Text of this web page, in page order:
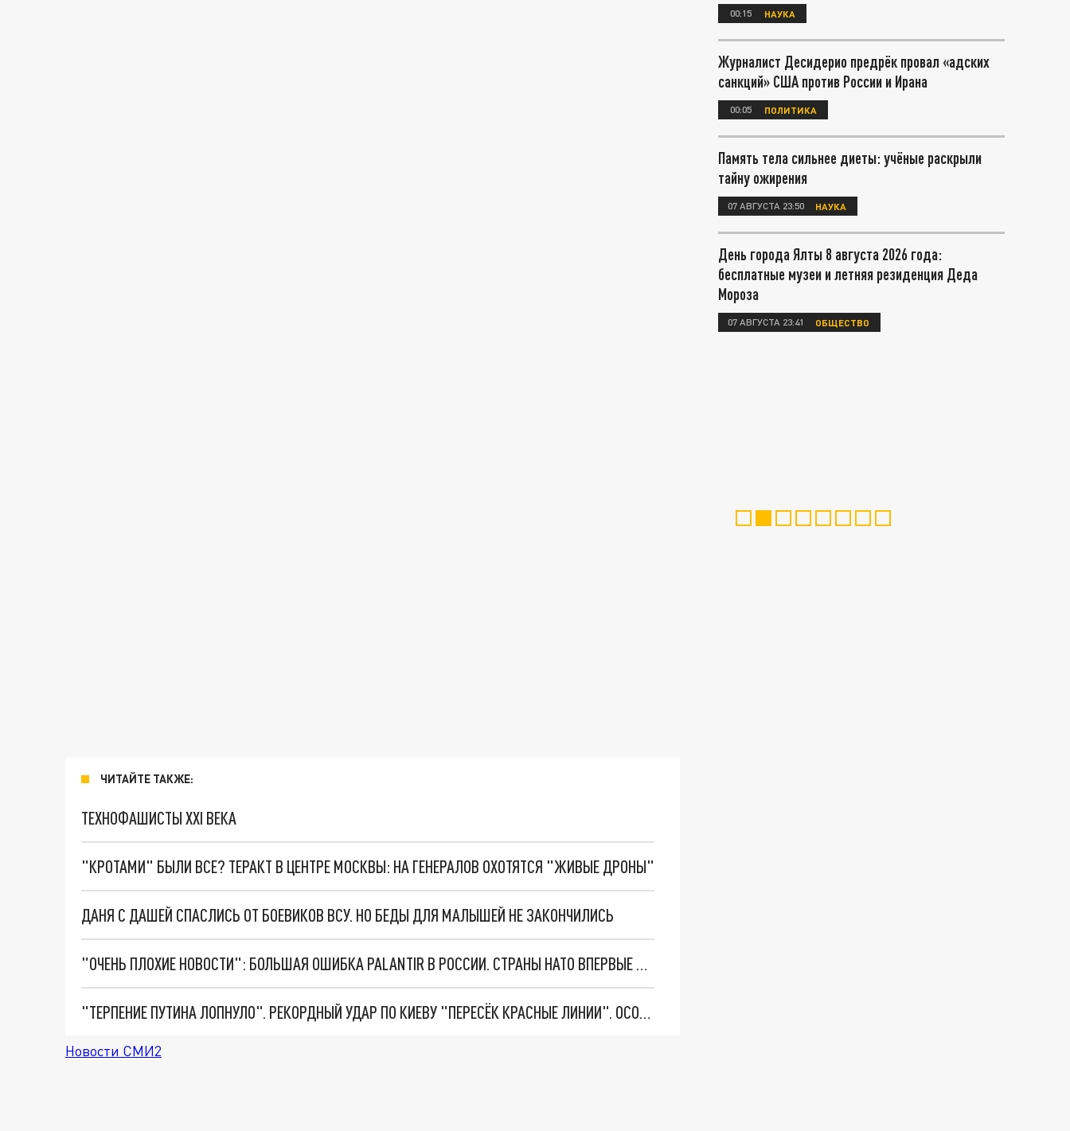
ЧИТАЙТЕ ТАКЖЕ:
ТЕХНОФАШИСТЫ XXI ВЕКА
"КРОТАМИ" БЫЛИ ВСЕ? ТЕРАКТ В ЦЕНТРЕ МОСКВЫ: НА ГЕНЕРАЛОВ ОХОТЯТСЯ "ЖИВЫЕ ДРОНЫ"
ДАНЯ С ДАШЕЙ СПАСЛИСЬ ОТ БОЕВИКОВ ВСУ. НО БЕДЫ ДЛЯ МАЛЫШЕЙ НЕ ЗАКОНЧИЛИСЬ
"ОЧЕНЬ ПЛОХИЕ НОВОСТИ": БОЛЬШАЯ ОШИБКА PALANTIR В РОССИИ. СТРАНЫ НАТО ВПЕРВЫЕ ЗА СВО ОСТАНОВИЛИ ПОСТАВКИ ОРУЖИЯ. ВСУ ТЕРЯЮТ ПРИГРАНИЧЬЕ?
"ТЕРПЕНИЕ ПУТИНА ЛОПНУЛО". РЕКОРДНЫЙ УДАР ПО КИЕВУ "ПЕРЕСЁК КРАСНЫЕ ЛИНИИ". ОСОБЫЕ СПЕЦЫ КНДР НА ЛБС? ТАЙНЫЕ ПЕРЕГОВОРЫ ЕВРОПЫ И МОСКВЫ
Новости СМИ2
00:15 НАУКА
Журналист Десидерио предрёк провал «адских
санкций» США против России и Ирана
00:05 ПОЛИТИКА
Память тела сильнее диеты: учёные раскрыли
тайну ожирения
07 АВГУСТА 23:50 НАУКА
День города Ялты 8 августа 2026 года:
бесплатные музеи и летняя резиденция Деда
Мороза
07 АВГУСТА 23:41 ОБЩЕСТВО